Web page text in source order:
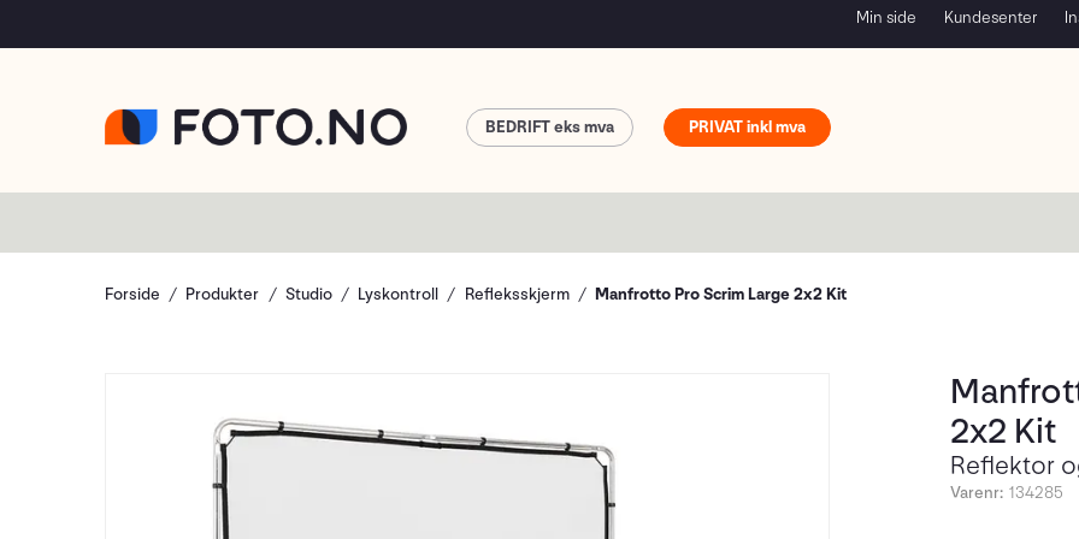
Min side Kundesenter
PRIVAT
BEDRIFT
Forside Produkter Studio Lyskontroll Refleksskjerm Manfrotto Pro Scrim Large 2x2 Kit
2x2 Kit
Reflektor
Varenr: 134285